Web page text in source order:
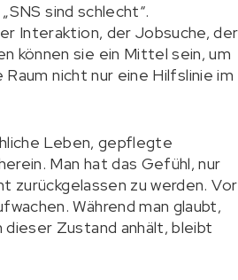
sind schlecht“.
Interaktion, der Jobsuche, der
können sie ein Mittel sein, um
nicht nur eine Hilfslinie im
Leben, gepflegte
Man hat das Gefühl, nur
zurückgelassen zu werden. Vor
Während man glaubt,
Zustand anhält, bleibt